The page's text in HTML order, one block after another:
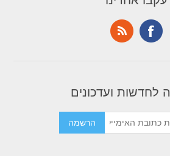
לחדשות ועדכונים